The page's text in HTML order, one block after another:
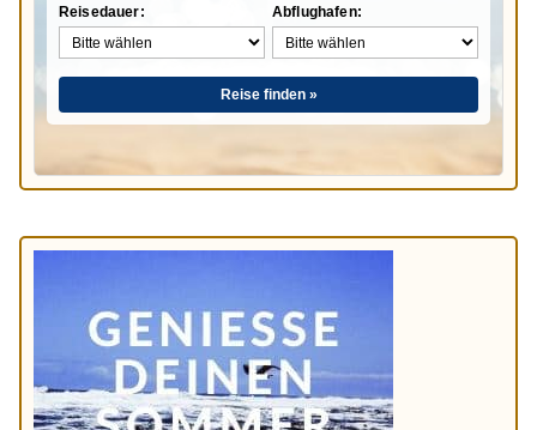
Reisedauer: Abflughafen:
Reise finden »